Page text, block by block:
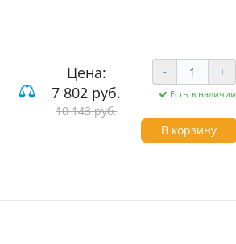
(LED)
Цена:
7 802 руб.
10 143 руб.
- +
Есть в наличии
В корзину